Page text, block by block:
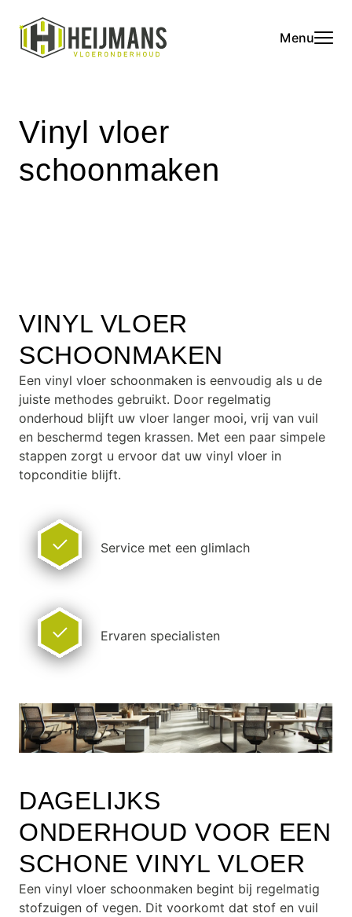
Menu
Vinyl vloer
schoonmaken
VINYL VLOER
SCHOONMAKEN
Een vinyl vloer schoonmaken is eenvoudig als u de
juiste methodes gebruikt. Door regelmatig
onderhoud blijft uw vloer langer mooi, vrij van vuil
en beschermd tegen krassen. Met een paar simpele
stappen zorgt u ervoor dat uw vinyl vloer in
topconditie blijft.
Service met een glimlach
Ervaren specialisten
DAGELIJKS
ONDERHOUD VOOR EEN
SCHONE VINYL VLOER
Een vinyl vloer schoonmaken begint bij regelmatig
stofzuigen of vegen. Dit voorkomt dat stof en vuil